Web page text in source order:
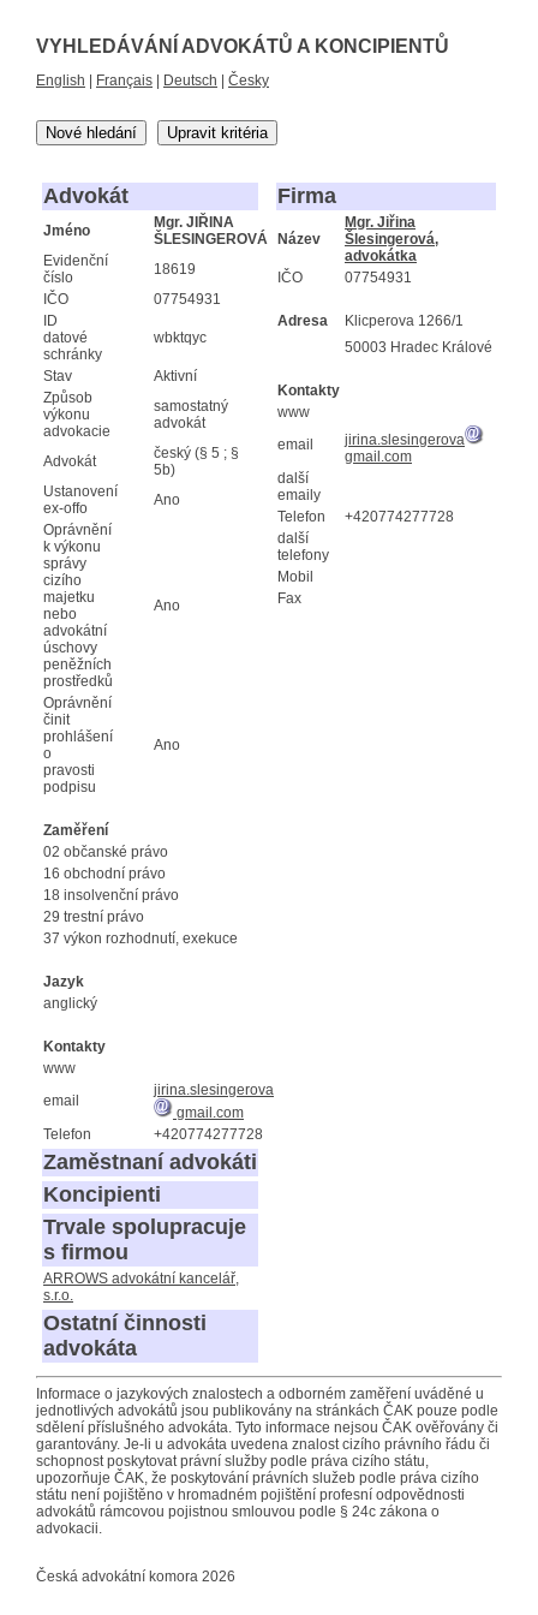
VYHLEDÁVÁNÍ ADVOKÁTŮ A KONCIPIENTŮ
English Français Deutsch Česky
Nové hledání Upravit kritéria
Advokát
Jméno
Mgr. JIŘINA
ŠLESINGEROVÁ
Evidenční
číslo
18619
IČO
07754931
ID
datové
schránky
wbktqyc
Stav
Aktivní
Způsob
výkonu
advokacie
samostatný
advokát
Advokát
český (§ 5 ; §
5b)
Ustanovení
ex-offo
Ano
Oprávnění
k výkonu
správy
cizího
majetku
nebo
advokátní
úschovy
peněžních
prostředků
Ano
Oprávnění
činit
prohlášení
o
pravosti
podpisu
Ano
Zaměření
02 občanské právo
16 obchodní právo
18 insolvenční právo
29 trestní právo
37 výkon rozhodnutí, exekuce
Jazyk
anglický
Kontakty
www
email
jirina.slesingerova
gmail.com
Telefon
+420774277728
Zaměstnaní advokáti
Koncipienti
Trvale spolupracuje
s firmou
ARROWS advokátní kancelář,
s.r.o.
Ostatní činnosti
advokáta
Firma
Název
Mgr. Jiřina
Šlesingerová,
advokátka
IČO
07754931
Adresa
Klicperova 1266/1
50003 Hradec Králové
Kontakty
www
email
jirina.slesingerova
gmail.com
další
emaily
Telefon
+420774277728
další
telefony
Mobil
Fax
Informace o jazykových znalostech a odborném zaměření uváděné u
jednotlivých advokátů jsou publikovány na stránkách ČAK pouze podle
sdělení příslušného advokáta. Tyto informace nejsou ČAK ověřovány či
garantovány. Je-li u advokáta uvedena znalost cizího právního řádu či
schopnost poskytovat právní služby podle práva cizího státu,
upozorňuje ČAK, že poskytování právních služeb podle práva cizího
státu není pojištěno v hromadném pojištění profesní odpovědnosti
advokátů rámcovou pojistnou smlouvou podle § 24c zákona o
advokacii.
Česká advokátní komora 2026